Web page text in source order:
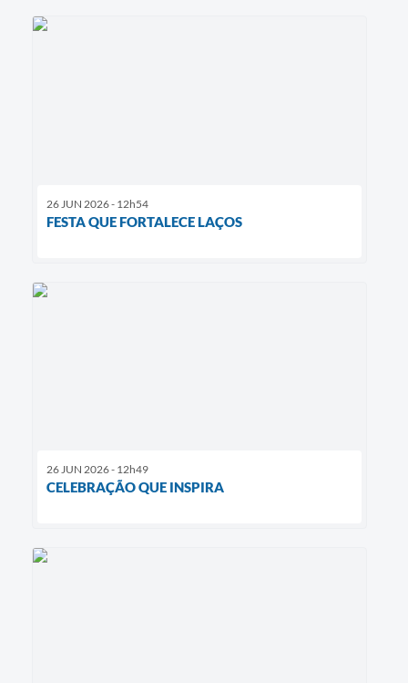
26 JUN 2026 - 12h54
FESTA QUE FORTALECE LAÇOS
26 JUN 2026 - 12h49
CELEBRAÇÃO QUE INSPIRA